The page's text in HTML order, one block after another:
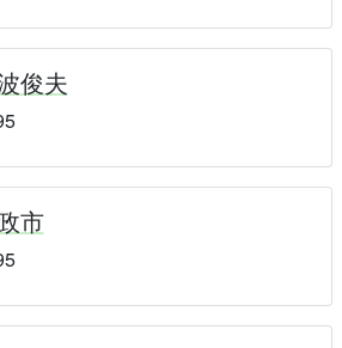
俊夫
市